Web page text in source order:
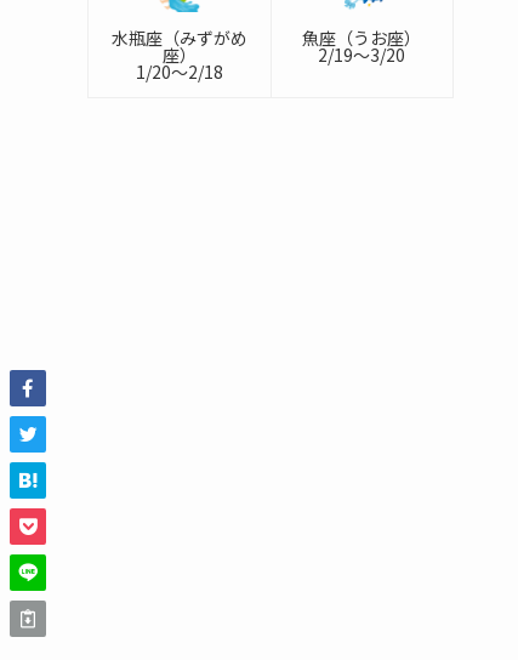
水瓶座（みずがめ
座）
1/20～2/18
魚座（うお座）
2/19～3/20